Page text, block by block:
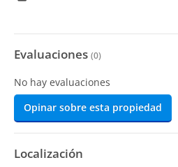
Evaluaciones (0)
No hay evaluaciones
Opinar sobre esta propiedad
Localización